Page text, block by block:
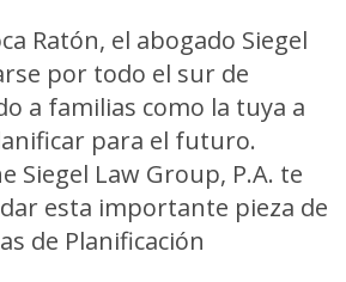
Ratón, el abogado Siegel
por todo el sur de
a familias como la tuya a
para el futuro.
Siegel Law Group, P.A. te
esta importante pieza de
de Planificación